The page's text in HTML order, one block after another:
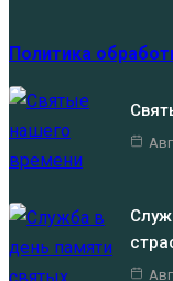
Политика